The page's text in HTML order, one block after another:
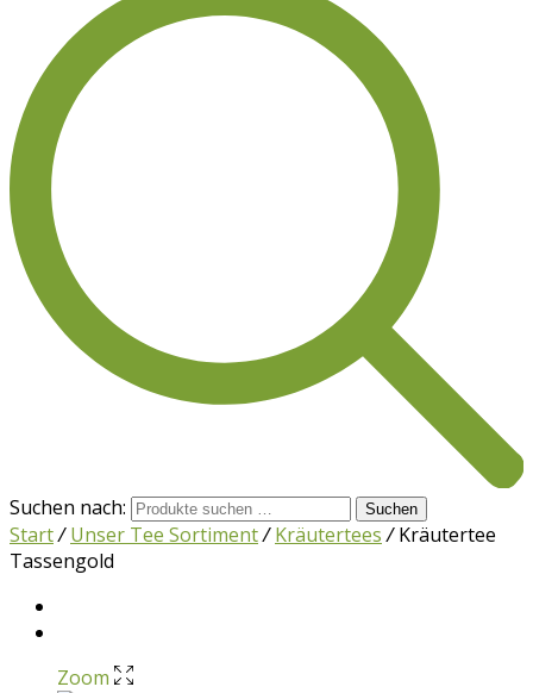
Suchen nach: Suchen
Start/ Unser Tee Sortiment/ Kräutertees /Kräutertee
Tassengold
Zoom